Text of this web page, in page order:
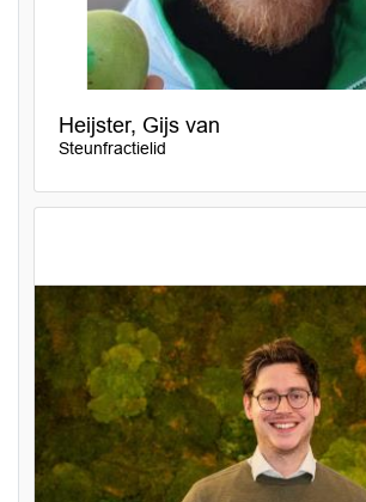
Heijster, Gijs van
Steunfractielid